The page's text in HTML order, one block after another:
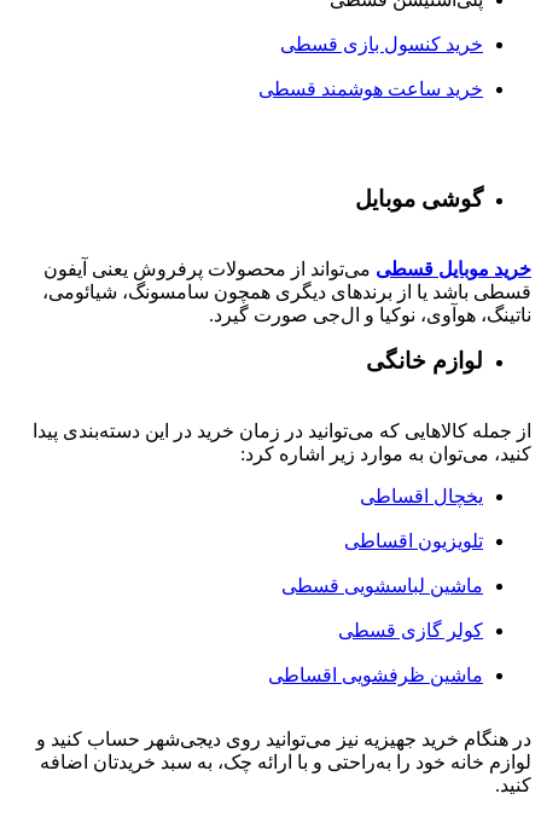
خرید کنسول بازی قسطی
خرید ساعت هوشمند قسطی
گوشی موبایل
خرید موبایل قسطی می‌تواند از محصولات پرفروش یعنی آیفون
قسطی باشد یا از برندهای دیگری همچون سامسونگ، شیائومی،
ناتینگ، هوآوی، نوکیا و ال‌جی صورت گیرد.
لوازم خانگی
از جمله کالاهایی که می‌توانید در زمان خرید در این دسته‌بندی پیدا
کنید، می‌توان به موارد زیر اشاره کرد:
یخچال اقساطی
تلویزیون اقساطی
ماشین لباسشویی قسطی
کولر گازی قسطی
ماشین ظرفشویی اقساطی
در هنگام خرید جهیزیه نیز می‌توانید روی دیجی‌شهر حساب کنید و
لوازم خانه خود را به‌راحتی و با ارائه چک، به سبد خریدتان اضافه
کنید.